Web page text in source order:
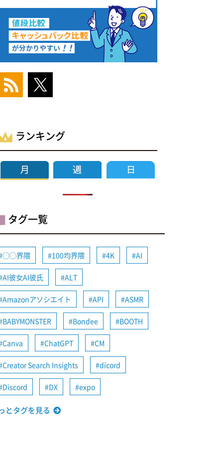
ランキング
タグ一覧
◯◯界隈 100均界隈 4K AI
AI彼女AI彼氏 ALT
Amazonアソシエイト API ASMR
BABYMONSTER Bondee BOOTH
Canva ChatGPT CM
Creator Search Insights dicord
Discord DX expo
とタグを見る